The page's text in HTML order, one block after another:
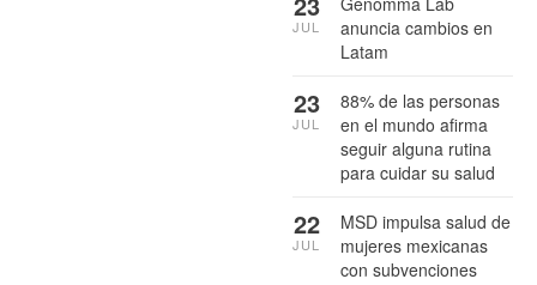
anuncia cambios en
Latam
JUL
88% de las personas
en el mundo afirma
seguir alguna rutina
para cuidar su salud
23
JUL
MSD impulsa salud de
mujeres mexicanas
con subvenciones
22
JUL